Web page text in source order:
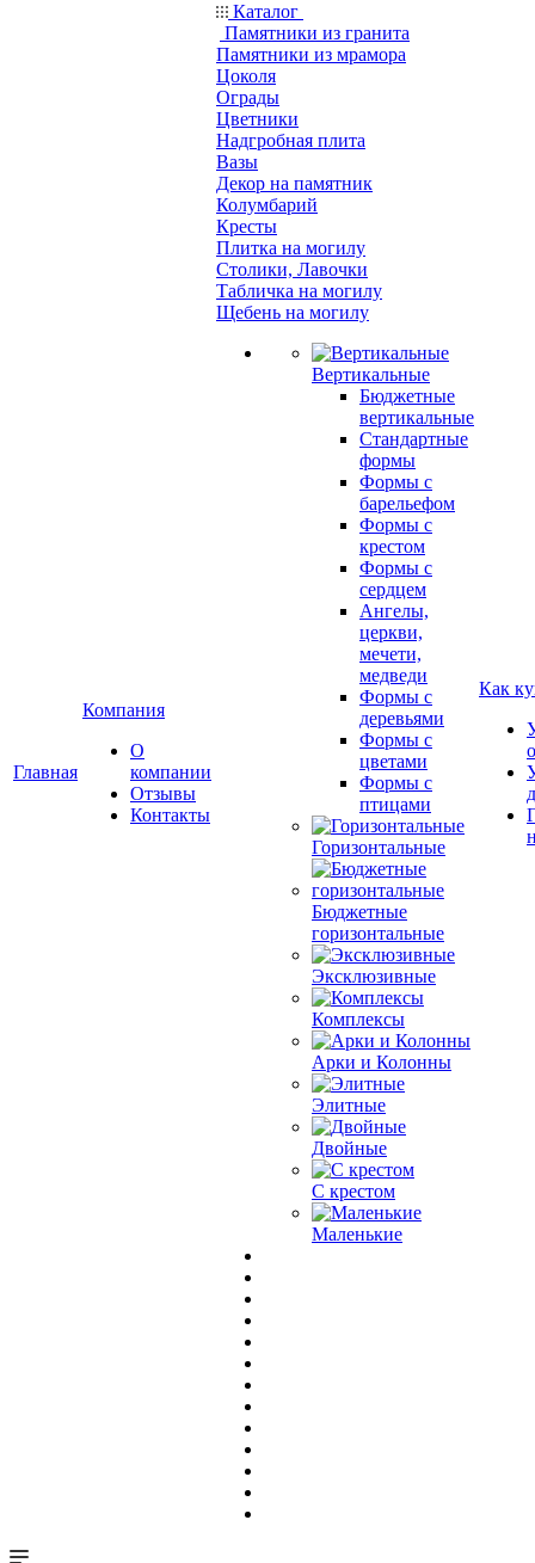
Главная
Компания
О
компании
Отзывы
Контакты
Каталог
Памятники из гранита
Памятники из мрамора
Цоколя
Ограды
Цветники
Надгробная плита
Вазы
Декор на памятник
Колумбарий
Кресты
Плитка на могилу
Столики, Лавочки
Табличка на могилу
Щебень на могилу
Вертикальные
Бюджетные
вертикальные
Стандартные
формы
Формы с
барельефом
Формы с
крестом
Формы с
сердцем
Ангелы,
церкви,
мечети,
медведи
Формы с
деревьями
Формы с
цветами
Формы с
птицами
Горизонтальные
Бюджетные
горизонтальные
Эксклюзивные
Комплексы
Арки и Колонны
Элитные
Двойные
С крестом
Маленькие
Как